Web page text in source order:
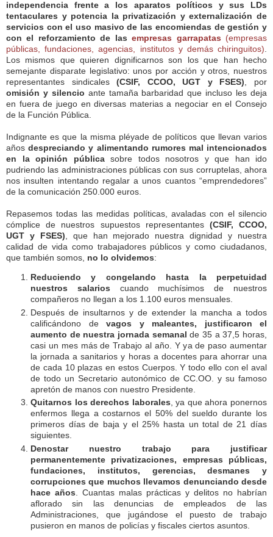
independencia frente a los aparatos políticos y sus LDs
tentaculares y potencia la privatización y externalización de
servicios con el uso masivo de las encomiendas de gestión y
con el reforzamiento de lasempresas garrapatas (empresas
públicas, fundaciones, agencias, institutos y demás chiringuitos)
Los mismos que quieren dignificarnos son los que han hecho
semejante disparate legislativo: unos por acción y otros, nuestros
representantes sindicales(CSIF, CCOO, UGT y FSES) , por
omisión y silencio ante tamaña barbaridad que incluso les deja
en fuera de juego en diversas materias a negociar en el Consejo
de la Función Pública.
Indignante es que la misma pléyade de políticos que llevan varios
añosdespreciando y alimentando rumores mal intencionados
en la opinión públicasobre todos nosotros y que han ido
pudriendo las administraciones públicas con sus corruptelas, ahora
nos insulten intentando regalar a unos cuantos “emprendedores”
de la comunicación 250.000 euros.
Repasemos todas las medidas políticas, avaladas con el silencio
cómplice de nuestros supuestos representantes (CSIF, CCOO,
UGT y FSES) , que han mejorado nuestra dignidad y nuestra
calidad de vida como trabajadores públicos y como ciudadanos,
que también somos, no lo olvidemos:
Reduciendo y congelando hasta la perpetuidad
nuestros salarios cuando muchísimos de nuestros
compañeros no llegan a los 1.100 euros mensuales.
Después de insultarnos y de extender la mancha a todos
calificándono de vagos y maleantes, justificaron el
aumento de nuestra jornada semanal de 35 a 37,5 horas,
casi un mes más de Trabajo al año. Y ya de paso aumentar
la jornada a sanitarios y horas a docentes para ahorrar una
de cada 10 plazas en estos Cuerpos. Y todo ello con el aval
de todo un Secretario autonómico de CC.OO. y su famoso
apretón de manos con nuestro Presidente.
Quitarnos los derechos laborales , ya que ahora ponernos
enfermos llega a costarnos el 50% del sueldo durante los
primeros días de baja y el 25% hasta un total de 21 días
siguientes.
Denostar nuestro trabajo para justificar
permanentemente privatizaciones, empresas públicas,
fundaciones, institutos, gerencias, desmanes y
corrupciones que muchos llevamos denunciando desde
hace años . Cuantas malas prácticas y delitos no habrían
aflorado sin las denuncias de empleados de las
Administraciones, que jugándose el puesto de trabajo
pusieron en manos de policías y fiscales ciertos asuntos.